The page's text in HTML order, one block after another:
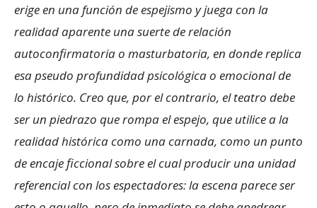
erige en una función de espejismo y juega con la
realidad aparente una suerte de relación
autoconfirmatoria o masturbatoria, en donde replica
esa pseudo profundidad psicológica o emocional de
lo histórico. Creo que, por el contrario, el teatro debe
ser un piedrazo que rompa el espejo, que utilice a la
realidad histórica como una carnada, como un punto
de encaje ficcional sobre el cual producir una unidad
referencial con los espectadores: la escena parece ser